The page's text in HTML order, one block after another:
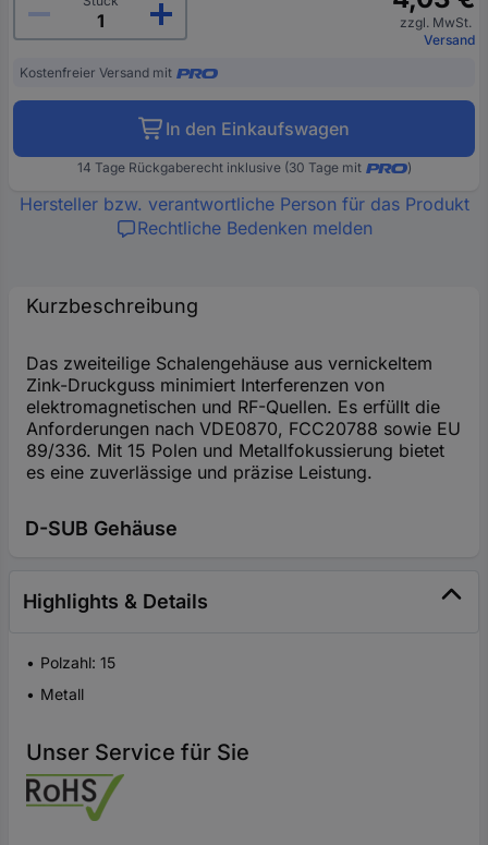
zzgl. MwSt.
Versand
Kostenfreier Versand mit
In den Einkaufswagen
14 Tage Rückgaberecht inklusive (30 Tage mit )
Hersteller bzw. verantwortliche Person für das Produkt
Rechtliche Bedenken melden
Kurzbeschreibung
Das zweiteilige Schalengehäuse aus vernickeltem
Zink-Druckguss minimiert Interferenzen von
elektromagnetischen und RF-Quellen. Es erfüllt die
Anforderungen nach VDE0870, FCC20788 sowie EU
89/336. Mit 15 Polen und Metallfokussierung bietet
es eine zuverlässige und präzise Leistung.
D-SUB Gehäuse
Highlights & Details
Polzahl: 15
Metall
Unser Service für Sie